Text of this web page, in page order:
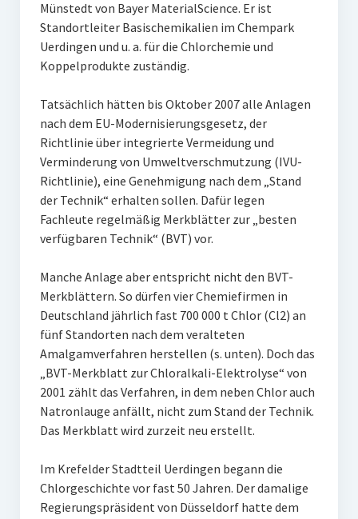
Münstedt von Bayer MaterialScience. Er ist
Standortleiter Basischemikalien im Chempark
Uerdingen und u. a. für die Chlorchemie und
Koppelprodukte zuständig.
Tatsächlich hätten bis Oktober 2007 alle Anlagen
nach dem EU-Modernisierungsgesetz, der
Richtlinie über integrierte Vermeidung und
Verminderung von Umweltverschmutzung (IVU-
Richtlinie), eine Genehmigung nach dem „Stand
der Technik“ erhalten sollen. Dafür legen
Fachleute regelmäßig Merkblätter zur „besten
verfügbaren Technik“ (BVT) vor.
Manche Anlage aber entspricht nicht den BVT-
Merkblättern. So dürfen vier Chemiefirmen in
Deutschland jährlich fast 700 000 t Chlor (Cl2) an
fünf Standorten nach dem veralteten
Amalgamverfahren herstellen (s. unten). Doch das
„BVT-Merkblatt zur Chloralkali-Elektrolyse“ von
2001 zählt das Verfahren, in dem neben Chlor auch
Natronlauge anfällt, nicht zum Stand der Technik.
Das Merkblatt wird zurzeit neu erstellt.
Im Krefelder Stadtteil Uerdingen begann die
Chlorgeschichte vor fast 50 Jahren. Der damalige
Regierungspräsident von Düsseldorf hatte dem